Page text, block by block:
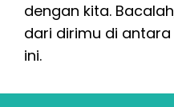
dengan kita.
dari dirimu di
ini.